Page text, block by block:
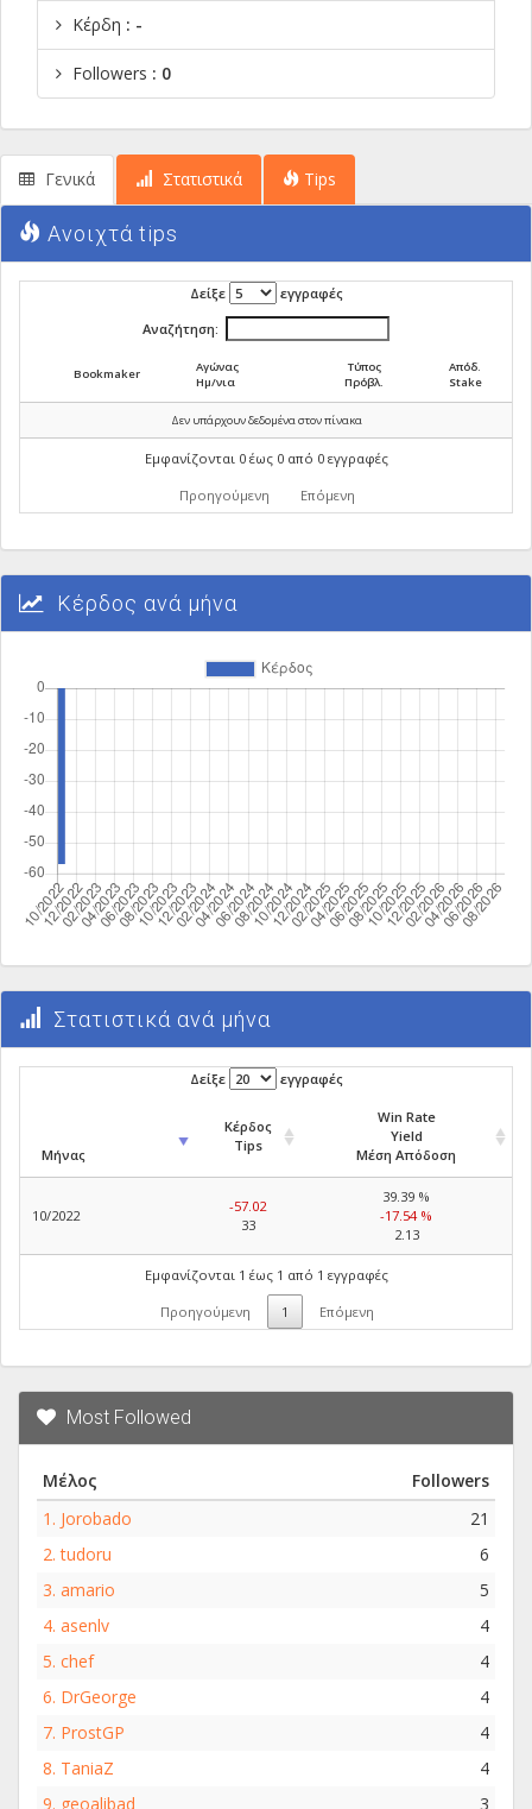
Κέρδη : -
Followers : 0
Γενικά Στατιστικά Tips
Ανοιχτά tips
Δείξε εγγραφές
Αναζήτηση:
Bookmaker
Αγώνας
Ημ/νια
Τύπος
Πρόβλ.
Απόδ.
Stake
Δεν υπάρχουν δεδομένα στον πίνακα
Εμφανίζονται 0 έως 0 από 0 εγγραφές
Προηγούμενη Επόμενη
Κέρδος ανά μήνα
Στατιστικά ανά μήνα
Δείξε εγγραφές
Μήνας
Κέρδος
Tips
Win Rate
Yield
Μέση Απόδοση
10/2022
-57.02
33
39.39 %
-17.54 %
2.13
Εμφανίζονται 1 έως 1 από 1 εγγραφές
Προηγούμενη 1 Επόμενη
Most Followed
Μέλος
Followers
1. Jorobado
21
2.tudoru
6
3. amario
5
4. asenlv
4
5. chef
4
6. DrGeorge
4
7. ProstGP
4
8. TaniaZ
4
9. geoalibad 3